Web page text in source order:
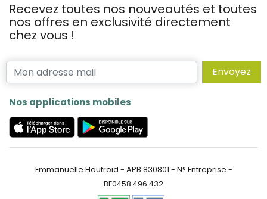
Recevez toutes nos nouveautés et toutes
nos offres en exclusivité directement
chez vous !
Envoyez
Nos applications mobiles
Emmanuelle Haufroid - APB 830801 - N° Entreprise -
BE0458.496.432